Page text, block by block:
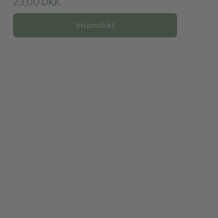
Vis produkt